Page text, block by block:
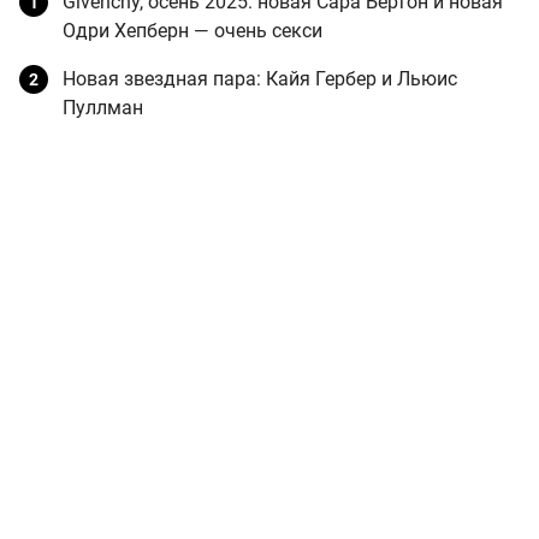
Одри Хепберн — очень секси
Новая звездная пара: Кайя Гербер и Льюис
Пуллман